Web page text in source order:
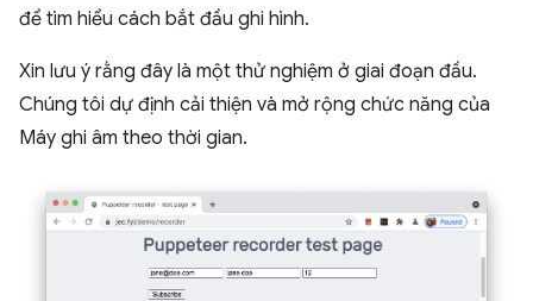
để tìm hiểu cách bắt đầu ghi hình.
Xin lưu ý rằng đây là một thử nghiệm ở giai đoạn đầu.
Chúng tôi dự định cải thiện và mở rộng chức năng của
Máy ghi âm theo thời gian.